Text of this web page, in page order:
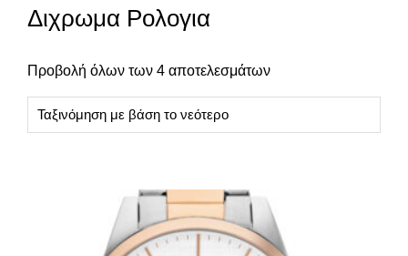
Διχρωμα Ρολογια
Προβολή όλων των 4 αποτελεσμάτων